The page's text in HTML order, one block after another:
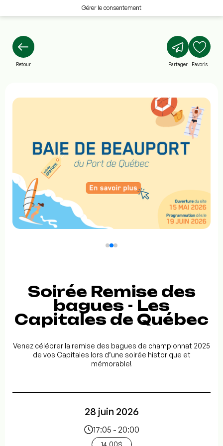
Gérer le consentement
Retour Partager Favoris
Soirée Remise des
bagues - Les
Capitales de Québec
Venez célébrer la remise des bagues de championnat 2025
de vos Capitales lors d’une soirée historique et
mémorable!
28 juin 2026
17:05 - 20:00